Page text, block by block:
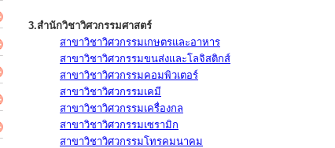
3.สำนักวิชาวิศวกรรมศาสตร์
สาขาวิชาวิศวกรรมเกษตรและอาหาร
สาขาวิชาวิศวกรรมขนส่งและโลจิสติกส์
สาขาวิชาวิศวกรรมคอมพิวเตอร์
สาขาวิชาวิศวกรรมเคมี
สาขาวิชาวิศวกรรมเครื่องกล
สาขาวิชาวิศวกรรมเซรามิก
สาขาวิชาวิศวกรรมโทรคมนาคม